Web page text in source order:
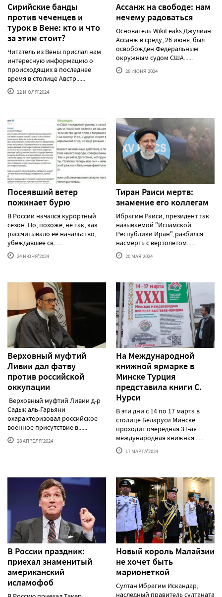
Сирийские банды
против чеченцев и
турок в Вене: кто и что
за этим стоит?
Читатель из Вены прислал нам
интересную информацию о
происходящих в последнее
время в столице Австр......
12 ИЮЛЯ'2024
Ассанж на свободе: нам
нечему радоваться
Основатель WikiLeaks Джулиан
Ассанж в среду, 26 июня, был
освобожден Федеральным
окружным судом США......
28 ИЮНЯ'2024
Посеявший ветер
пожинает бурю
В России начался курортный
сезон. Но, похоже, не так, как
рассчитывало ее начальство,
убеждавшее св......
24 ИЮНЯ'2024
Тиран Раиси мертв:
знамение его коллегам
Ибрагим Раиси, президент так
называемой "Исламской
Республики Иран", разбился
насмерть с вертолетом......
20 МАЯ'2024
Верховный муфтий
Ливии дал фатву
против российской
оккупации
Верховный муфтий Ливии д-р
Садык аль-Гарьяни
охарактеризовал российское
военное присутствие в......
28 АПРЕЛЯ'2024
На Международной
книжной ярмарке в
Минске Турция
представила книги С.
Нурси
В эти дни с 14 по 17 марта в
столице Беларуси Минске
проходит очередная 31-ая
международная книжная ......
17 МАРТА'2024
В России праздник:
приехал знаменитый
американский
исламофоб
Новый король Малайзии
не хочет быть
марионеткой
Султан Ибрагим Искандар,
наследный правитель султаната